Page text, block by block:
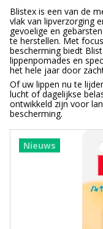
Blistex is een van de
vlak van lipverzorging
gevoelige en
te herstellen. Met
bescherming biedt
lippenpomades en
het hele jaar door
Of uw lippen nu te
lucht of dagelijkse
ontwikkeld zijn voor
bescherming.
Nieuws